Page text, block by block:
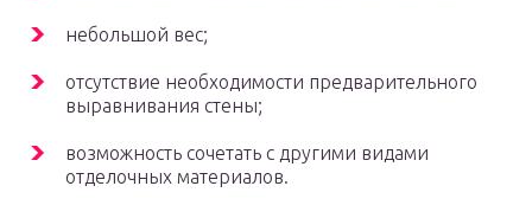
небольшой вес;
отсутствие необходимости предварительного
выравнивания стены;
возможность сочетать с другими видами
отделочных материалов.